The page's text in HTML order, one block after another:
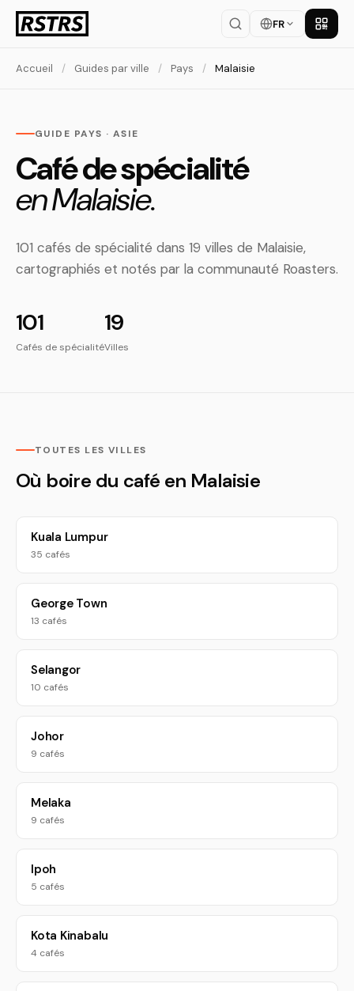
FR
Accueil / Guides par ville / Pays / Malaisie
GUIDE PAYS · ASIE
Café de spécialité
en Malaisie.
101 cafés de spécialité dans 19 villes de Malaisie,
cartographiés et notés par la communauté Roasters.
101
Cafés de spécialité
19
Villes
TOUTES LES VILLES
Où boire du café en Malaisie
Kuala Lumpur
35 cafés
George Town
13 cafés
Selangor
10 cafés
Johor
9 cafés
Melaka
9 cafés
Ipoh
5 cafés
Kota Kinabalu
4 cafés